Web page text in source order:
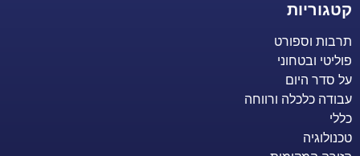
קטגוריות
תרבות וספורט
פוליטי ובטחוני
על סדר היום
עבודה כלכלה ורווחה
כללי
טכנולוגיה